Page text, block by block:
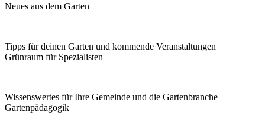
Neues aus dem Garten
Tipps für deinen Garten und kommende Veranstaltungen
Grünraum für Spezialisten
Wissenswertes für Ihre Gemeinde und die Gartenbranche
Garten­pädagogik